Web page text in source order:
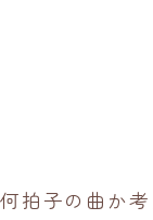
拍子の曲か